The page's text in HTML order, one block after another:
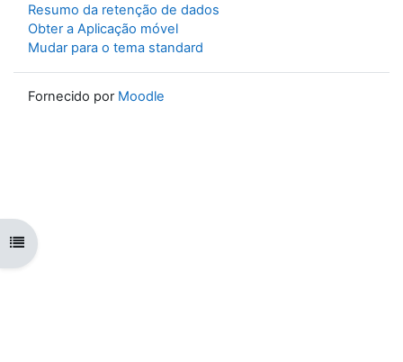
Abrir índice da disciplina
Resumo da retenção de dados
Obter a Aplicação móvel
Mudar para o tema standard
Fornecido por Moodle